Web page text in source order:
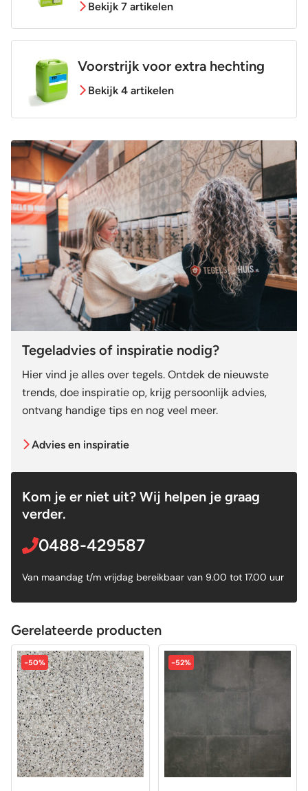
Bekijk 7 artikelen
Voorstrijk voor extra hechting
Bekijk 4 artikelen
Tegeladvies of inspiratie nodig?
Hier vind je alles over tegels. Ontdek de nieuwste
trends, doe inspiratie op, krijg persoonlijk advies,
ontvang handige tips en nog veel meer.
Advies en inspiratie
Kom je er niet uit? Wij helpen je graag
verder.
0488-429587
Van maandag t/m vrijdag bereikbaar van 9.00 tot 17.00 uur
Gerelateerde producten
-50% -52%